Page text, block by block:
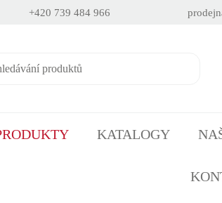
+420 739 484 966
KATALOGY